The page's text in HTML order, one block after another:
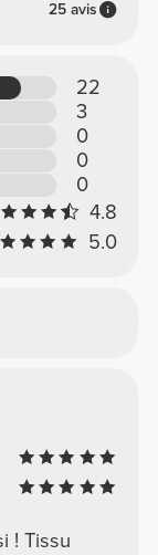
25 avis
22
3
0
0
0
4.8
5.0
! Tissu